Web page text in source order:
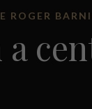
ROGER